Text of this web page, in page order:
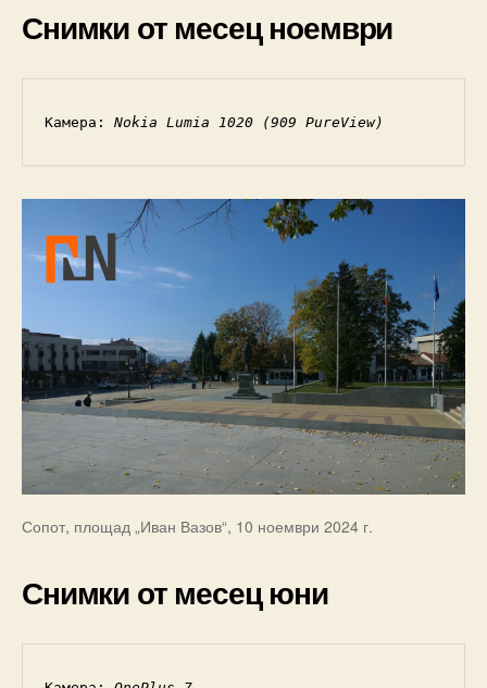
Снимки от месец ноември
Камера: Nokia Lumia 1020 (909 PureView)
Сопот, площад „Иван Вазов“, 10 ноември 2024 г.
Снимки от месец юни